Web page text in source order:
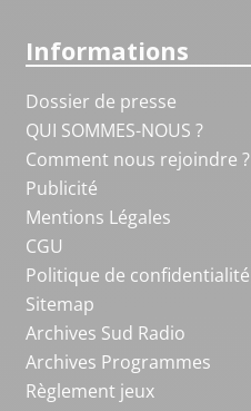
Informations
Dossier de presse
QUI SOMMES-NOUS ?
Comment nous rejoindre ?
Publicité
Mentions Légales
CGU
Politique de confidentialité
Sitemap
Archives Sud Radio
Archives Programmes
Règlement jeux